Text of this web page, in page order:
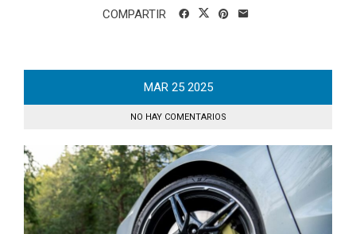
COMPARTIR
MAR 25 2025
NO HAY COMENTARIOS